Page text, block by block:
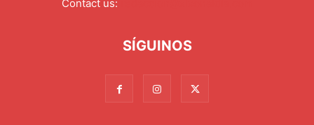
Contact us:
SÍGUINOS